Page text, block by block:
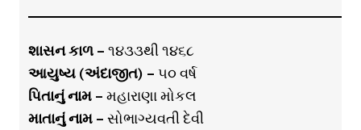
શાસન કાળ – ૧૪૩૩થી ૧૪૬૮
આયુષ્ય (અંદાજીત) – ૫૦ વર્ષ
પિતાનું નામ – મહારાણા મોકલ
માતાનું નામ – સોભાગ્યવતી દેવી